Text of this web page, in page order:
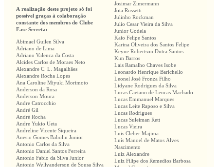
A realização deste projeto só foi
possível graças à colaboração
constante dos membros do Clube
Fase Secreta:
Abimael Guilen Silva
Adriano de Lima
Adriano Valenca da Costa
Alcides Carlos de Moraes Neto
Alexandre C. L. Magalhães
Alexandre Rocha Lopes
Ana Caroline Miyuki Morimoto
Anderson da Rosa
Anderson Moura
Andre Catrocchio
André Gil
André Rocha
Andre Yukio Ueta
Andreline Vicente Siqueira
Anesio Gomes Babolin Junior
Antonio Carlos da Silva
Antonio Daniel Santos Ferreira
Antonio Fabio da Silva Junior
Antonio Wyllyanderson de Sousa Silva
Josimar Zimermann
Jota Rossetti
Julinho Rockman
Julio Cesar Vieira da Silva
Junior Godela
Kaio Felipe Santos
Karina Oliveira dos Santos Felipe
Keyne Robertson Dutra Santos
Kim Barros
Lais Ramalho Chaves Isobe
Leonardo Henrique Barichello
Leonel José Fronza Filho
Lidyane Rodrigues da Silva
Lucas Caetano de Leucas Machado
Lucas Emmanuel Marques
Lucas Leite Raposo e Silva
Lucas Rodrigues
Lucas Suleiman Rett
Lucas Vieira
Luis Cleber Majima
Luís Manoel de Matos Alves
Nascimento
Luiz Alexandre
Luiz Filipe dos Remedios Barbosa